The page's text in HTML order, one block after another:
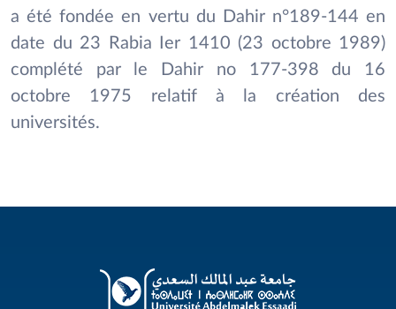
a été fondée en vertu du Dahir n°189-144 en
date du 23 Rabia Ier 1410 (23 octobre 1989)
complété par le Dahir no 177-398 du 16
octobre 1975 relatif à la création des
universités.